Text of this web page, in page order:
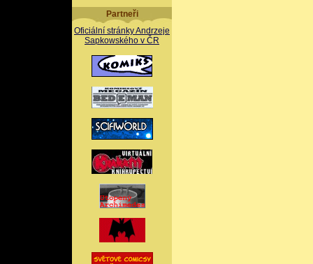
Partneři
Oficiální stránky Andrzeje
Sapkowského v ČR